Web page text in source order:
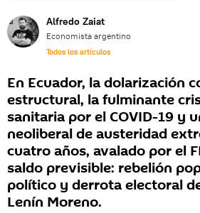
Alfredo Zaiat
Economista argentino
Todos los artículos
En Ecuador, la dolarización
estructural, la fulminante
sanitaria por el COVID-19 y
neoliberal de austeridad
cuatro años, avalado por el
saldo previsible: rebelión
político y derrota electoral
Lenín Moreno.